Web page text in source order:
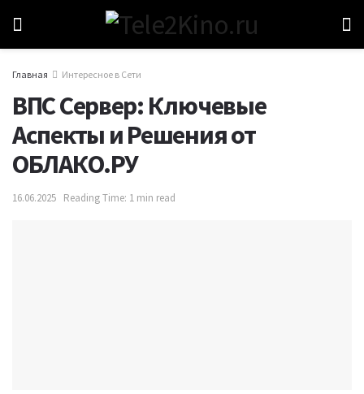
Главная Интересное в Сети
ВПС Сервер: Ключевые
Аспекты и Решения от
ОБЛАКО.РУ
16.06.2025 Reading Time: 1 min read